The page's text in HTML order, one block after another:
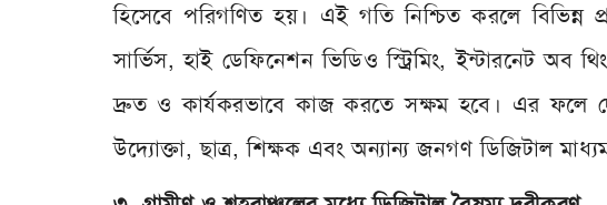
হিসেবে পরিগণিত হয়। এই গতি নিশ্চিত করলে বিভিন্ন
সার্ভিস, হাই ডেফিনেশন ভিডিও স্ট্রিমিং, ইন্টারনেট অব
দ্রুত ও কার্যকরভাবে কাজ করতে সক্ষম হবে। এর ফলে
উদ্যোক্তা, ছাত্র, শিক্ষক এবং অন্যান্য জনগণ ডিজিটাল